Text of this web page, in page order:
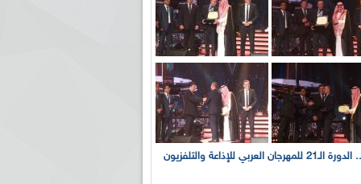
بالصور... الدورة الـ21 للمهرجان العربي للإذاعة والتلفزيون